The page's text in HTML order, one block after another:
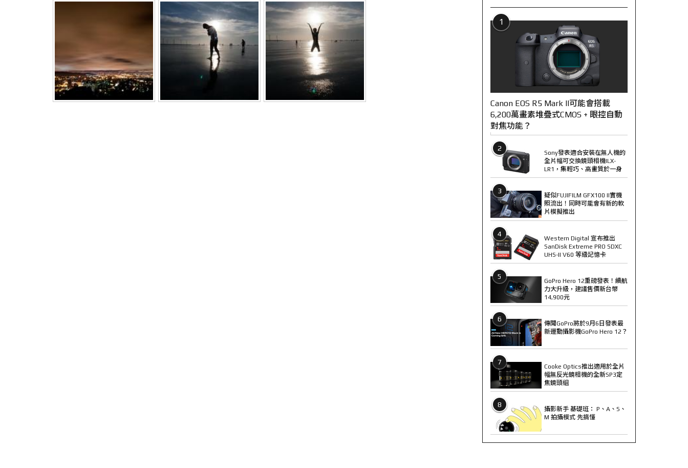
1
Canon EOS R5 Mark II可能會搭載
6,200萬畫素堆疊式CMOS + 眼控自動
對焦功能？
2
Sony發表適合安裝在無人機的
全片幅可交換鏡頭相機ILX-
LR1，集輕巧、高畫質於一身
3
疑似FUJIFILM GFX100 II實機
照流出！同時可能會有新的軟
片模擬推出
4
Western Digital 宣布推出
SanDisk Extreme PRO SDXC
UHS-II V60 等級記憶卡
5
GoPro Hero 12重磅發表！續航
力大升級，建議售價新台幣
14,900元
6
傳聞GoPro將於9月6日發表最
新運動攝影機GoPro Hero 12？
7
Cooke Optics推出適用於全片
幅無反光鏡相機的全新SP3定
焦鏡頭組
8
攝影新手 基礎班： P、A、S、
M 拍攝模式 先搞懂